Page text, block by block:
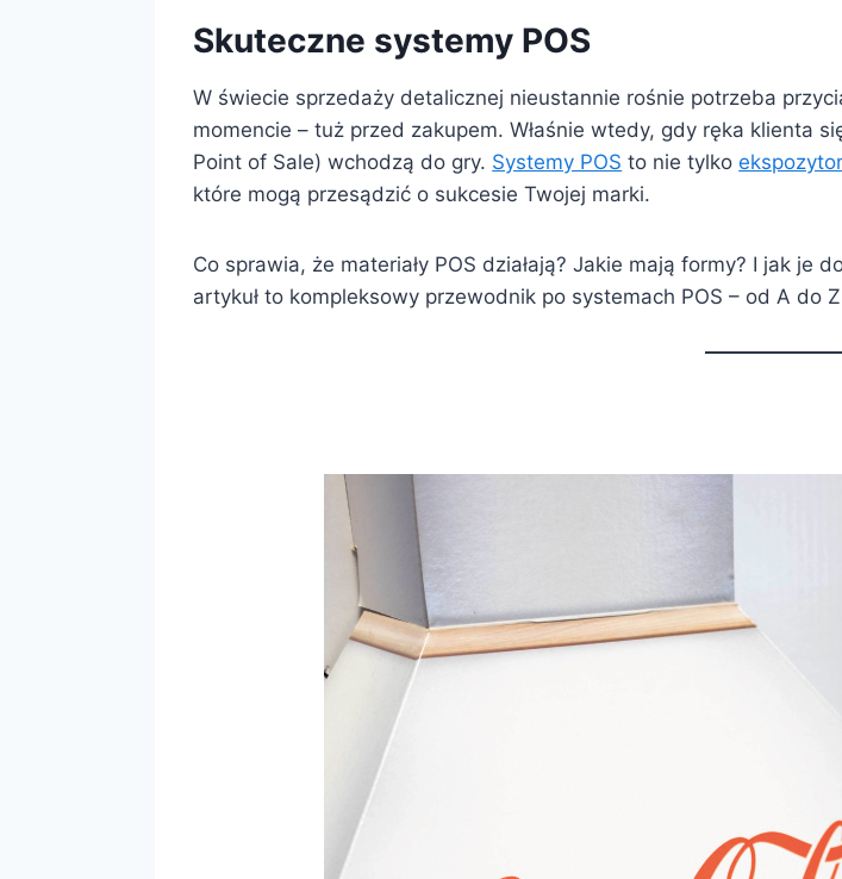
Skuteczne systemy POS
W świecie sprzedaży detalicznej nieustannie rośnie potrzeba
momencie – tuż przed zakupem. Właśnie wtedy, gdy ręka klienta
Point of Sale) wchodzą do gry. Systemy POS to nie tylko
które mogą przesądzić o sukcesie Twojej marki.
Co sprawia, że materiały POS działają? Jakie mają formy? I jak je
artykuł to kompleksowy przewodnik po systemach POS – od A do